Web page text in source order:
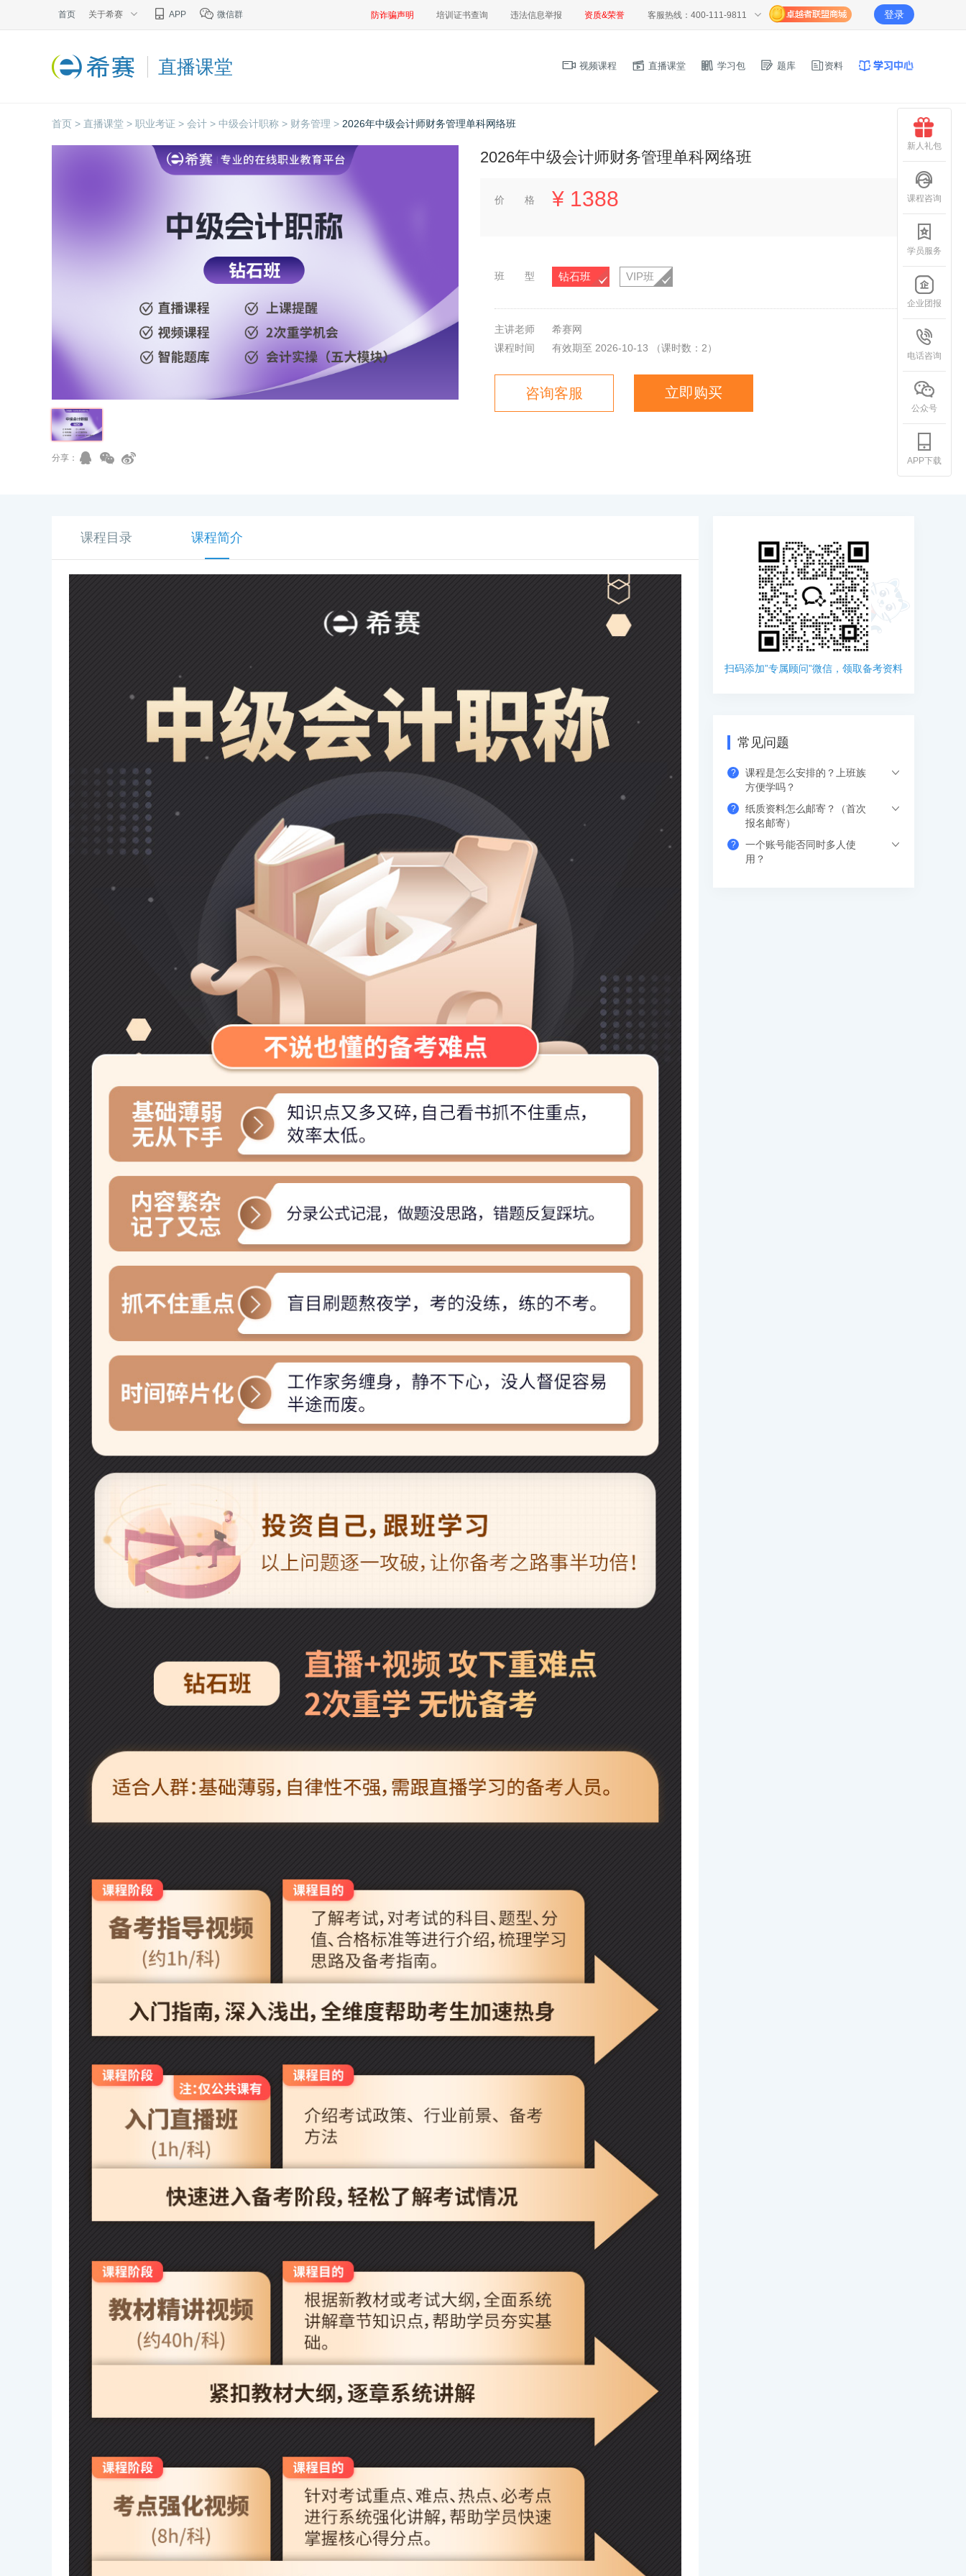
首页 关于希赛 APP 微信群 防诈骗声明 培训证书查询 违法信息举报 资质&荣誉 客服热线：400-111-9811 登录
直播课堂 视频课程 直播课堂 学习包 题库 资料
首页 > 直播课堂 > 职业考证 > 会计 > 中级会计职称 > 财务管理 > 2026年中级会计师财务管理单科网络班
分享：
2026年中级会计师财务管理单科网络班
价 格 ¥ 1388
班 型 钻石班 VIP班
主讲老师
希赛网
课程时间
有效期至 2026-10-13 （课时数： 2）
咨询客服 立即购买
课程目录 课程简介
扫码添加”专属顾问”微信，领取备考资料
常见问题
?
课程是怎么安排的？上班族
方便学吗？
希赛的直播课程都是安排在工作日的晚上
果错过网络课，也可以看回放，可反复进
?
纸质资料怎么邮寄？（首次
报名邮寄）
支付成功后请填写收货地址信息，资料/图
?
一个账号能否同时多人使
用？
新人礼包
课程咨询
学员服务
企业团报
电话咨询
公众号
APP下载